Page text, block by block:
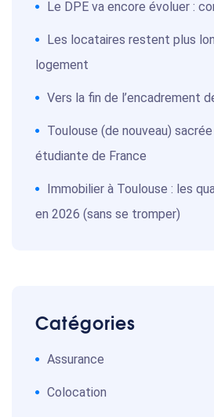
Le DPE va encore évoluer :
Les locataires restent plus
logement
Vers la fin de l’encadrement
Toulouse (de nouveau)
étudiante de France
Immobilier à Toulouse : les
en 2026 (sans se tromper)
Catégories
Assurance
Colocation